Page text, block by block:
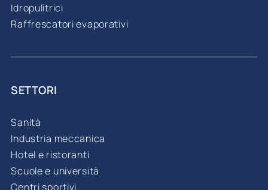
Idropulitrici
Raffrescatori evaporativi
SETTORI
Sanità
Industria meccanica
Hotel e ristoranti
Scuole e università
Centri sportivi